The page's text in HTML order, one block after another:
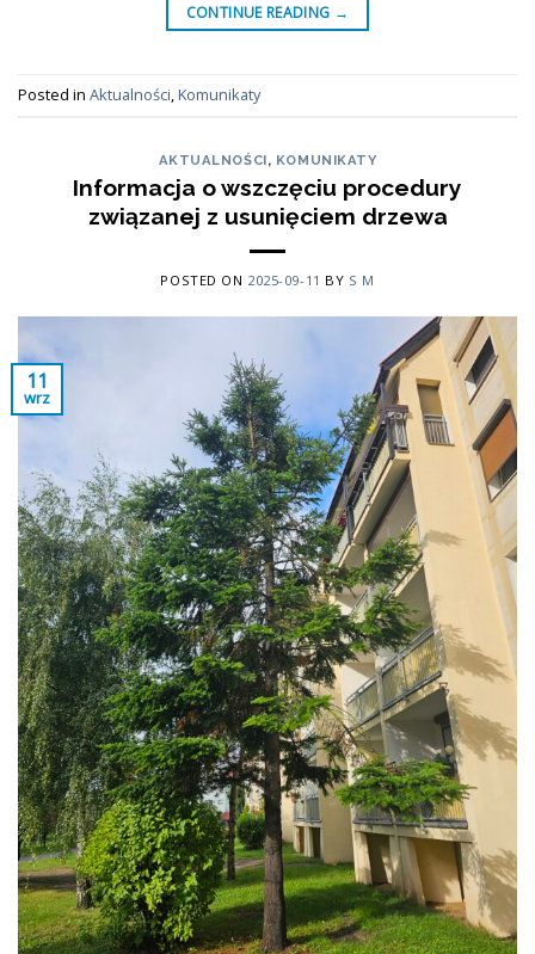
CONTINUE READING →
Posted in Aktualności,Komunikaty
AKTUALNOŚCI, KOMUNIKATY
Informacja o wszczęciu procedury
związanej z usunięciem drzewa
POSTED ON 2025-09-11 BY S M
11
wrz